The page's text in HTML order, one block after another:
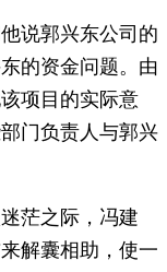
说郭兴东公司的
的资金问题。由
项目的实际意
门负责人与郭兴
茫之际，冯建
解囊相助，使一